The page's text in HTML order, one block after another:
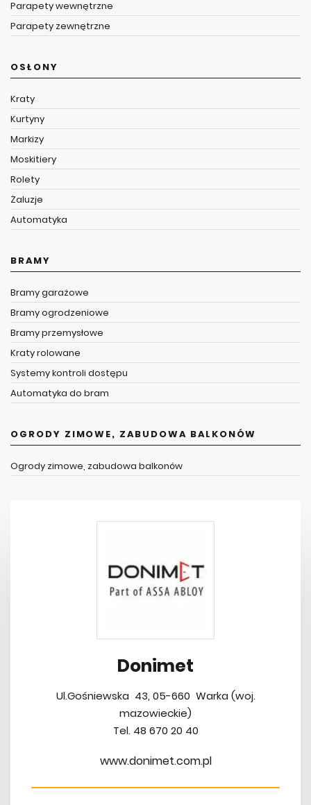
Parapety wewnętrzne
Parapety zewnętrzne
OSŁONY
Kraty
Kurtyny
Markizy
Moskitiery
Rolety
Żaluzje
Automatyka
BRAMY
Bramy garażowe
Bramy ogrodzeniowe
Bramy przemysłowe
Kraty rolowane
Systemy kontroli dostępu
Automatyka do bram
OGRODY ZIMOWE, ZABUDOWA BALKONÓW
Ogrody zimowe, zabudowa balkonów
Donimet
Ul.Gośniewska 43, 05-660 Warka (woj.
mazowieckie)
Tel. 48 670 20 40
www.donimet.com.pl